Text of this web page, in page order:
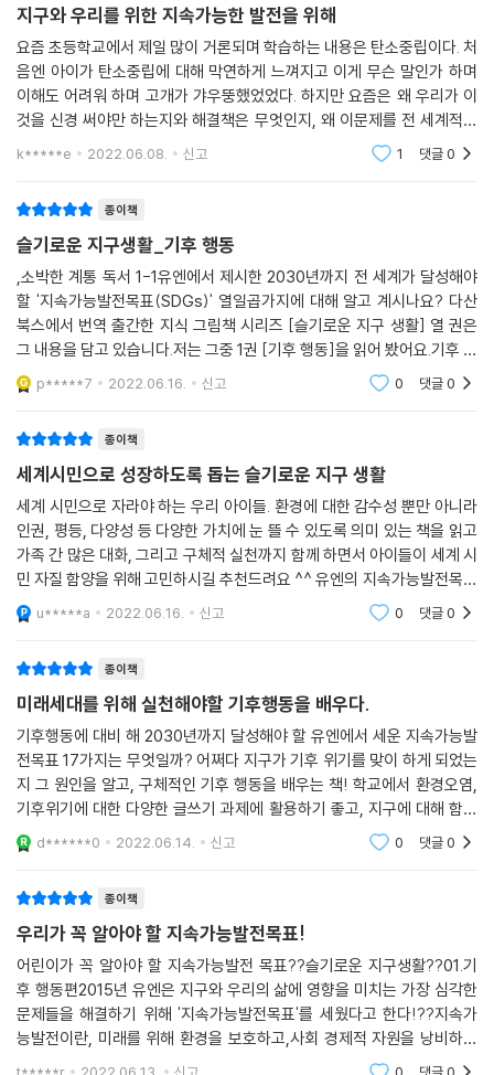
렀다. 이처럼 환경과 지속가능발전 교육에 대한 높은 관심과 요구에도 불
구하고 실제 현장에서는 전문 환경 교원과 교재의 부족을 호소하고 있다.
이런 아쉬움을 이 시리즈 〈슬기로운 지구 생활〉이 채워 줄 수 있을 것이다.
〈슬기로운 지구 생활〉은 UN의 17가지 지속가능발전목표 중에서 어린이가
꼭 알아야 할 10가지 주제를 선정하여 쉽고 친절하게 알려준다. 10가지 주
제는 기후 위기에 맞서는 《기후 행동》, 화석연료를 대체하는 《청정에너
생명체를 위해 꼭 필요한 《숨 쉬는 바다》, 모든 사람이 누려야 할 인권인
《깨끗한 물》, 세계의 빈곤을 끝내기 위한 《가난 없는 지구》, 기아 문제를
고민하는 《굶지 않는 세상》, 지속가능한 도시와 주거지를 만드는 《안전한
집》, 공평한 교육 기회를 위한 《좋은 교육》, 모두를 위한 경제성장의 밑바
탕인 《좋은 일자리》이다.
“탄소중립 전문가가 직접 감수 및 추천”
세계 시민으로 성장하는 데 훌륭한 길잡이가 되어 줄 책!
〈슬기로운 지구 생활〉은 전 탄소중립위원회 민간위원장이자 국가 지속가
능발전위원회 위원장을 역임했던 윤순진 서울대 환경대학원 교수가 시리
즈 전체를 꼼꼼하게 감수하고 추천하였다.
이 시리즈는 전 세계가 직면한 심각한 문제를 소개하는 것에서 그치지 않
고, 이를 해결하기 위해 세계가 무엇을 하고 있는지, 앞으로 나아가야 할 길
은 무엇인지 알려 준다. 그리고 어린이가 생활 속에서 지속가능발전목표를
쉽게 실천할 수 있는 다양한 방법들도 제시한다.
운 지구 생활〉은 이러한 지속가능발전목표의 핵심 가치를 담고 있다. 나 하
나만, 우리나라만 잘사는 것이 아니라 지구의 모든 사람이 함께 성장할 수
있도록 노력하는 것. 이 시리즈는 지속가능발전목표의 좋은 교재가 될 뿐
만 아니라, 어린이가 생명을 존중하고 환경 감수성을 기르며 공동체 의식
을 지닌 세계 시민으로 자라는 데 훌륭한 길잡이가 될 것이다.
지구와 우리를 위한 지속가능한 발전을 위해
요즘 초등학교에서 제일 많이 거론되며 학습하는 내용은 탄소중립이다. 처
음엔 아이가 탄소중립에 대해 막연하게 느껴지고 이게 무슨 말인가 하며
이해도 어려워 하며 고개가 갸우뚱했었었다. 하지만 요즘은 왜 우리가 이
것을 신경 써야만 하는지와 해결책은 무엇인지, 왜 이문제를 전 세계적으
로 고민해야 하는지에 대해 알아보고 생각하고 학습할 시간들이 많아져 아
k*****e 2022.06.08. 신고 1 댓글0
종이책
슬기로운 지구생활_기후 행동
,소박한 계통 독서 1-1유엔에서 제시한 2030년까지 전 세계가 달성해야
할 '지속가능발전목표(SDGs)' 열일곱가지에 대해 알고 계시나요? 다산
북스에서 번역 출간한 지식 그림책 시리즈 [슬기로운 지구 생활] 열 권은
그 내용을 담고 있습니다.저는 그중 1권 [기후 행동]을 읽어 봤어요.기후 변
화의 원인, 기후 변화로 인해 현재 벌어지고 있는 현상들, 미래에 대한 예
측, 그리고 기후 변
p*****7 2022.06.16. 신고 0 댓글0
종이책
세계시민으로 성장하도록 돕는 슬기로운 지구 생활
세계 시민으로 자라야 하는 우리 아이들. 환경에 대한 감수성 뿐만 아니라
인권, 평등, 다양성 등 다양한 가치에 눈 뜰 수 있도록 의미 있는 책을 읽고
가족 간 많은 대화, 그리고 구체적 실천까지 함께 하면서 아이들이 세계 시
민 자질 함양을 위해 고민하시길 추천드려요 ^^ 유엔의 지속가능발전목표
를 실천하는 슬기로운 지구 생활은 아이들 눈높이에 맞춰 지속가능발전목
표 SDGs
u*****a 2022.06.16. 신고 0 댓글0
종이책
미래세대를 위해 실천해야할 기후행동을 배우다.
기후행동에 대비 해 2030년까지 달성해야 할 유엔에서 세운 지속가능발
전목표 17가지는 무엇일까? 어쩌다 지구가 기후 위기를 맞이 하게 되었는
지 그 원인을 알고, 구체적인 기후 행동을 배우는 책! 학교에서 환경오염,
기후위기에 대한 다양한 글쓰기 과제에 활용하기 좋고, 지구에 대해 함께
이야기 나누고 생각할 수 있는 기회를 만들어 준다. 육식파인 우리가족은
지구를 위해 고
d******0 2022.06.14. 신고 0 댓글0
종이책
우리가 꼭 알아야 할 지속가능발전목표!
어린이가 꼭 알아야 할 지속가능발전 목표??슬기로운 지구생활??01.기
후 행동편2015년 유엔은 지구와 우리의 삶에 영향을 미치는 가장 심각한
문제들을 해결하기 위해 '지속가능발전목표'를 세웠다고 한다!??지속가
능발전이란, 미래를 위해 환경을 보호하고,사회 경제적 자원을 낭비하지
않으면서 현재의 우리 삶을 더좋은 방향으로 발전시키는 것이다.이를 위해